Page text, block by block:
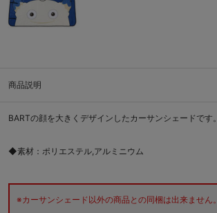
商品説明
BARTの顔を大きくデザインしたカーサンシェードです。
◆素材：ポリエステル,アルミニウム
※カーサンシェード以外の商品との同梱は出来ません。